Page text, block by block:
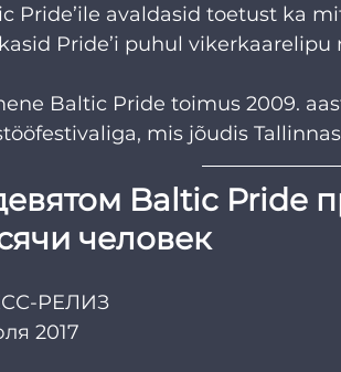
Pride’ile avaldasid toetust ka
Pride’i puhul
Baltic Pride toimus 2009.
mis jõudis
Baltic Pride
человек
РЕЛИЗ
2017